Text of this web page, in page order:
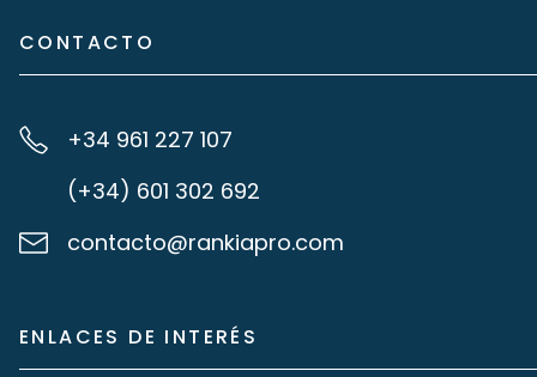
CONTACTO
+34 961 227 107
(+34) 601 302 692
contacto@rankiapro.com
ENLACES DE INTERÉS